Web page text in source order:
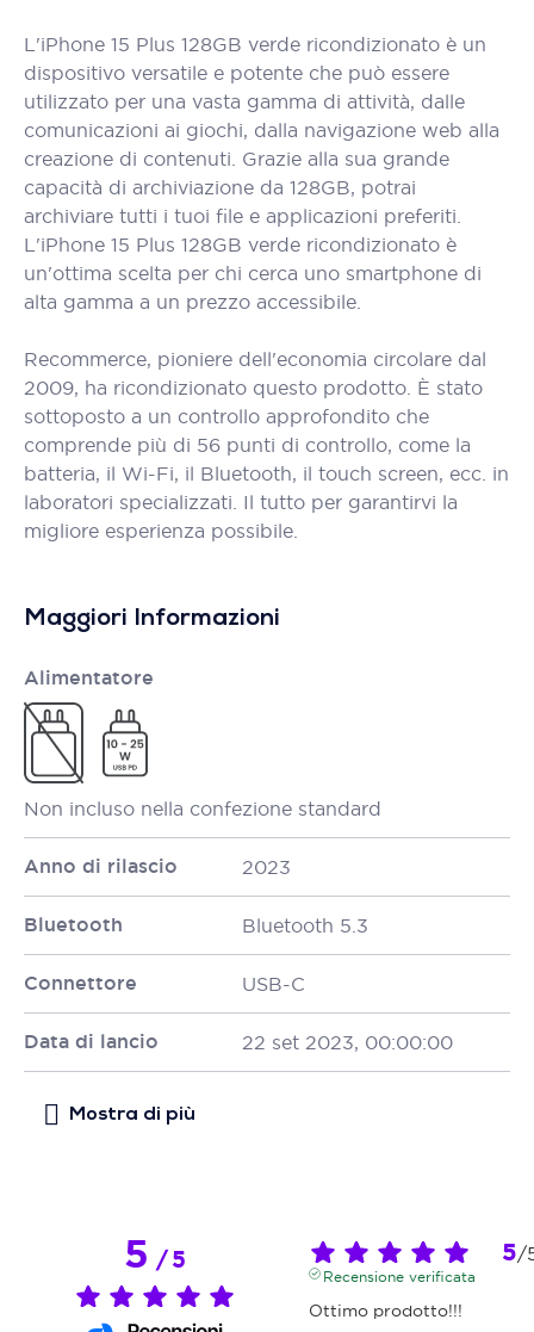
L'iPhone 15 Plus 128GB verde ricondizionato è un
dispositivo versatile e potente che può essere
utilizzato per una vasta gamma di attività, dalle
comunicazioni ai giochi, dalla navigazione web alla
creazione di contenuti. Grazie alla sua grande
capacità di archiviazione da 128GB, potrai
archiviare tutti i tuoi file e applicazioni preferiti.
L'iPhone 15 Plus 128GB verde ricondizionato è
un'ottima scelta per chi cerca uno smartphone di
alta gamma a un prezzo accessibile.
Recommerce, pioniere dell'economia circolare dal
2009, ha ricondizionato questo prodotto. È stato
sottoposto a un controllo approfondito che
comprende più di 56 punti di controllo, come la
batteria, il Wi-Fi, il Bluetooth, il touch screen, ecc. in
laboratori specializzati. Il tutto per garantirvi la
migliore esperienza possibile.
Maggiori Informazioni
Alimentatore
Non incluso nella confezione standard
Anno di rilascio 2023
Bluetooth Bluetooth 5.3
Connettore USB-C
Data di lancio 22 set 2023, 00:00:00
5/5 5/
Recensione verificata
Ottimo prodotto!!!